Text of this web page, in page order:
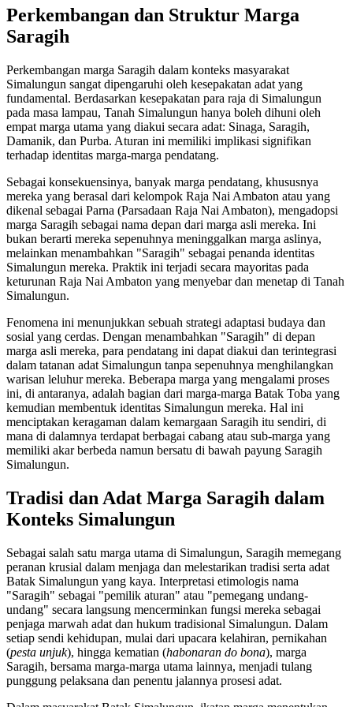
Perkembangan dan Struktur Marga
Saragih
Perkembangan marga Saragih dalam konteks masyarakat
Simalungun sangat dipengaruhi oleh kesepakatan adat yang
fundamental. Berdasarkan kesepakatan para raja di Simalungun
pada masa lampau, Tanah Simalungun hanya boleh dihuni oleh
empat marga utama yang diakui secara adat: Sinaga, Saragih,
Damanik, dan Purba. Aturan ini memiliki implikasi signifikan
terhadap identitas marga-marga pendatang.
Sebagai konsekuensinya, banyak marga pendatang, khususnya
mereka yang berasal dari kelompok Raja Nai Ambaton atau yang
dikenal sebagai Parna (Parsadaan Raja Nai Ambaton), mengadopsi
marga Saragih sebagai nama depan dari marga asli mereka. Ini
bukan berarti mereka sepenuhnya meninggalkan marga aslinya,
melainkan menambahkan "Saragih" sebagai penanda identitas
Simalungun mereka. Praktik ini terjadi secara mayoritas pada
keturunan Raja Nai Ambaton yang menyebar dan menetap di Tanah
Simalungun.
Fenomena ini menunjukkan sebuah strategi adaptasi budaya dan
sosial yang cerdas. Dengan menambahkan "Saragih" di depan
marga asli mereka, para pendatang ini dapat diakui dan terintegrasi
dalam tatanan adat Simalungun tanpa sepenuhnya menghilangkan
warisan leluhur mereka. Beberapa marga yang mengalami proses
ini, di antaranya, adalah bagian dari marga-marga Batak Toba yang
kemudian membentuk identitas Simalungun mereka. Hal ini
menciptakan keragaman dalam kemargaan Saragih itu sendiri, di
mana di dalamnya terdapat berbagai cabang atau sub-marga yang
memiliki akar berbeda namun bersatu di bawah payung Saragih
Simalungun.
Tradisi dan Adat Marga Saragih dalam
Konteks Simalungun
Sebagai salah satu marga utama di Simalungun, Saragih memegang
peranan krusial dalam menjaga dan melestarikan tradisi serta adat
Batak Simalungun yang kaya. Interpretasi etimologis nama
"Saragih" sebagai "pemilik aturan" atau "pemegang undang-
undang" secara langsung mencerminkan fungsi mereka sebagai
penjaga marwah adat dan hukum tradisional Simalungun. Dalam
setiap sendi kehidupan, mulai dari upacara kelahiran, pernikahan
(pesta unjuk), hingga kematian (habonaran do bona), marga
Saragih, bersama marga-marga utama lainnya, menjadi tulang
punggung pelaksana dan penentu jalannya prosesi adat.